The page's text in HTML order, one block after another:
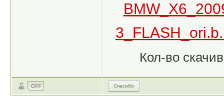
Кол-во
Спасибо